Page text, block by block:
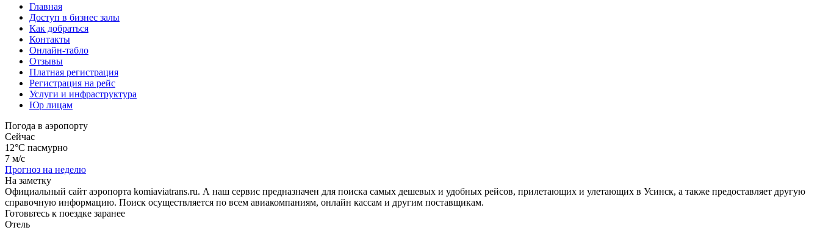
Главная
Доступ в бизнес залы
Как добраться
Контакты
Онлайн-табло
Отзывы
Платная регистрация
Регистрация на рейс
Услуги и инфраструктура
Юр лицам
Погода в аэропорту
Сейчас
12°C пасмурно
7 м/с
Прогноз на неделю
На заметку
Официальный сайт аэропорта komiaviatrans.ru. А наш сервис предназначен для поиска самых дешевых и удобных рейсов, прилетающих и улетающих в Усинск, а также предоставляет другую
справочную информацию. Поиск осуществляется по всем авиакомпаниям, онлайн кассам и другим поставщикам.
Готовьтесь к поездке заранее
Отель